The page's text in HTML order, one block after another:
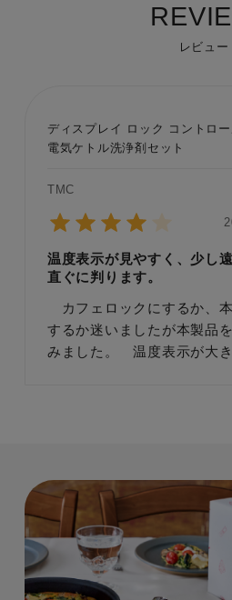
レビュー
ディスプレイ ロック コントロ
電気ケトル洗浄剤セット
TMC
温度表示が見やすく、少し
直ぐに判ります。
カフェロックにするか、
するか迷いましたが本製品
みました。 温度表示が大
りません。 唯一の難点と
注ぎ口が意外に幅広で、ポ
れたお湯以外の本体の重量も
り、重心が低く設定されてい
から、コーヒーを入れる際
を水平に保って、お湯を細く